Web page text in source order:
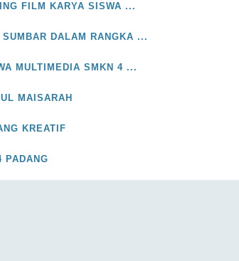
FILM KARYA SISWA ...
DALAM RANGKA ...
MULTIMEDIA SMKN 4 ...
MAISARAH
KREATIF
PADANG